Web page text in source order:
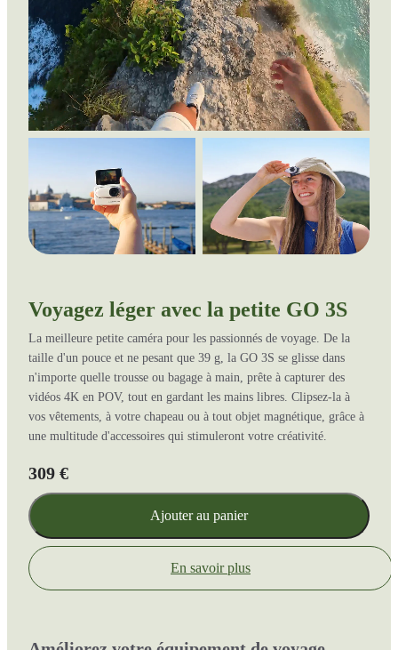
Voyagez léger avec la petite GO 3S
La meilleure petite caméra pour les passionnés de voyage. De la
taille d'un pouce et ne pesant que 39 g, la GO 3S se glisse dans
n'importe quelle trousse ou bagage à main, prête à capturer des
vidéos 4K en POV, tout en gardant les mains libres. Clipsez-la à
vos vêtements, à votre chapeau ou à tout objet magnétique, grâce à
une multitude d'accessoires qui stimuleront votre créativité.
309 €
Ajouter au panier
En savoir plus